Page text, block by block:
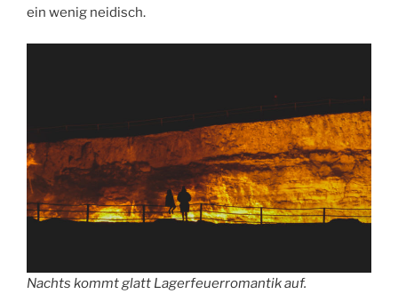
ein wenig neidisch.
Nachts kommt glatt Lagerfeuerromantik auf.